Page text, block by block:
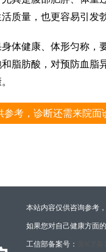
质量，也更容易引发
体健康、体形匀称，
脂肪酸，对预防血脂
参考，诊断还需来院面
本站内容仅供咨询参考
如果您对自己健康方面
工信部备案号：